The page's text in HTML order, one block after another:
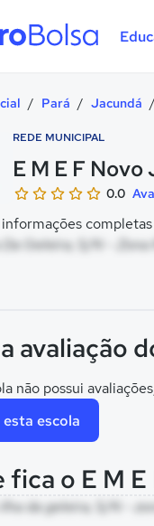
/ Pará / Jacundá /
REDE MUNICIPAL
E M E F
0.0
Da Geleira, S/N - Zona
avaliação
não possui
esta escola
fica o E M
da geleira, S/N -